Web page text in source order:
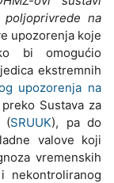
na
upozorenja koje
bi omogućio
ekstremnih
upozorenja na
Sustava za
(SRUUK), pa do
valove koji
vremenskih
nekontroliranog